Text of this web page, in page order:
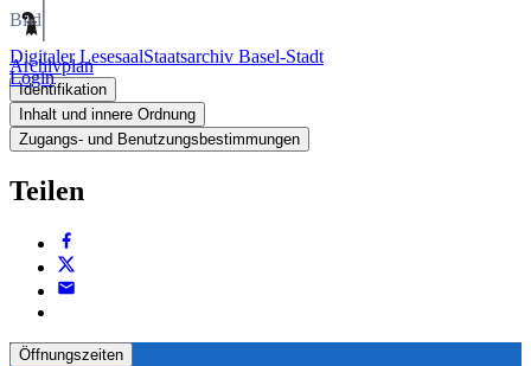
Digitaler LesesaalStaatsarchiv Basel-Stadt
Login
Bild
Archivplan
Identifikation
Inhalt und innere Ordnung
Zugangs- und Benutzungsbestimmungen
Teilen
Öffnungszeiten